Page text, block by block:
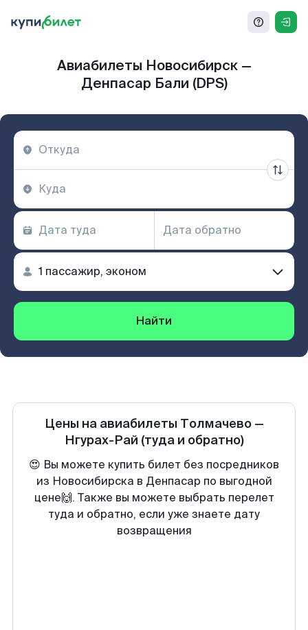
Авиабилеты Новосибирск —
Денпасар Бали (DPS)
Найти
Цены на авиабилеты Толмачево—
Нгурах-Рай (туда и обратно)
😍 Вы можете купить билет без посредников
из Новосибирска в Денпасар по выгодной
цене🙌. Также вы можете выбрать перелет
туда и обратно, если уже знаете дату
возвращения